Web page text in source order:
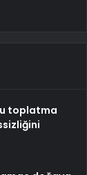
toplatma